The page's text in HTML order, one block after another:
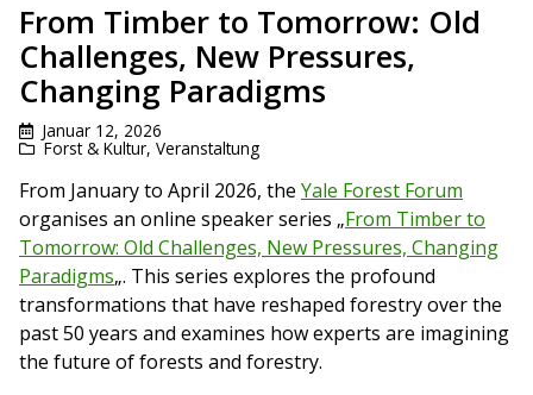
From Timber to Tomorrow: Old
Challenges, New Pressures,
Changing Paradigms
Januar 12, 2026
Forst & Kultur, Veranstaltung
From January to April 2026, the Yale Forest Forum
organises an online speaker series „From Timber to
Tomorrow: Old Challenges, New Pressures, Changing
Paradigms„. This series explores the profound
transformations that have reshaped forestry over the
past 50 years and examines how experts are imagining
the future of forests and forestry.